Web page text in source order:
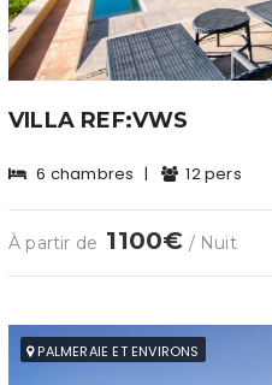
VILLA REF:VWS
6 chambres | 12 pers
À partir de 1100€ / Nuit
PALMERAIE ET ENVIRONS